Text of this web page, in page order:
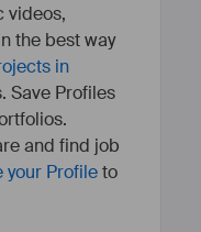
videos,
the best way
in
Save Profiles
and find job
your Profileto